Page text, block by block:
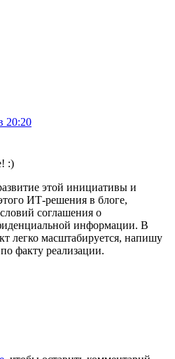
20:20
:)
этой инициативы и
ИТ-решения в блоге,
соглашения о
информации. В
легко масштабируется, напишу
факту реализации.